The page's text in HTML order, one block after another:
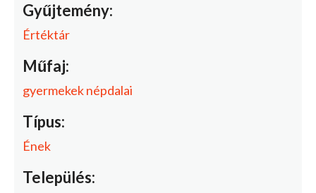
Gyűjtemény:
Értéktár
Műfaj:
gyermekek népdalai
Típus:
Ének
Település: